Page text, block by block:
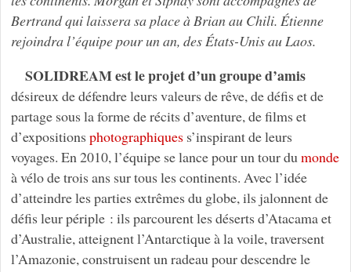
Bertrand qui laissera sa place à Brian au Chili. Étienne
rejoindra l’équipe pour un an, des États-Unis au Laos.
SOLIDREAM est le projet d’un groupe d’amis
désireux de défendre leurs valeurs de rêve, de défis et de
partage sous la forme de récits d’aventure, de films et
d’expositions photographiquess’inspirant de leurs
voyages. En 2010, l’équipe se lance pour un tour du monde
à vélo de trois ans sur tous les continents. Avec l’idée
d’atteindre les parties extrêmes du globe, ils jalonnent de
défis leur périple : ils parcourent les déserts d’Atacama et
d’Australie, atteignent l’Antarctique à la voile, traversent
l’Amazonie, construisent un radeau pour descendre le